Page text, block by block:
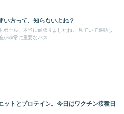
い方って、知らないよね？
ル、本当に頑張りましたね。 見ていて感動し
が非常に重要なバス...
ットとプロテイン。今日はワクチン接種日